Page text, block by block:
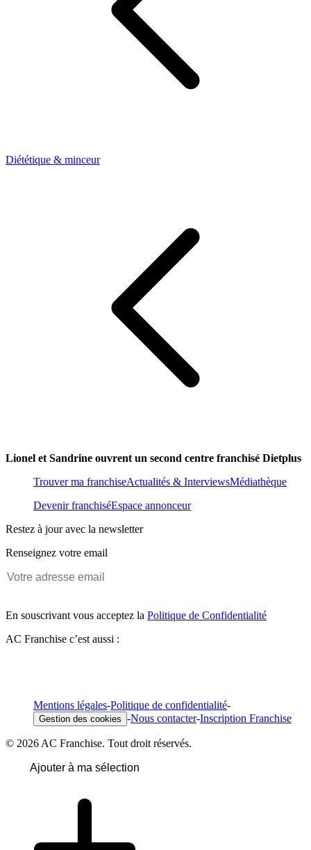
Diététique & minceur
Lionel et Sandrine ouvrent un second centre franchisé Dietplus
Trouver ma franchiseActualités & InterviewsMédiathèque
Devenir franchiséEspace annonceur
Restez à jour avec la newsletter
Renseignez votre email
En souscrivant vous acceptez la Politique de Confidentialité
AC Franchise c’est aussi :
Mentions légales-Politique de confidentialité-
Gestion des cookies -Nous contacter-Inscription Franchise
© 2026 AC Franchise. Tout droit réservés.
Ajouter à ma sélection